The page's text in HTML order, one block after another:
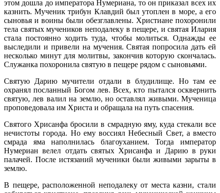
этом дошла до императора Нумериана, то он приказал всех их
казнить. Мученик трибун Клавдий был утоплен в море, а его
сыновья и воины были обезглавлены. Христиане похоронили
тела святых мучеников неподалеку в пещере, и святая Илария
стала постоянно ходить туда, чтобы молиться. Однажды ее
выследили и привели на мучения. Святая попросила дать ей
несколько минут для молитвы, закончив которую скончалась.
Служанка похоронила святую в пещере рядом с сыновьями.
Святую Дарию мучители отдали в блудилище. Но там ее
охранял посланный Богом лев. Всех, кто пытался осквернить
святую, лев валил на землю, но оставлял живыми. Мученица
проповедовала им Христа и обращала на путь спасения.
Святого Хрисанфа бросили в смрадную яму, куда стекали все
нечистоты города. Но ему воссиял Небесный Свет, а вместо
смрада яма наполнилась благоуханием. Тогда император
Нумериан велел отдать святых Хрисанфа и Дарию в руки
палачей. После истязаний мученики были живыми зарыты в
землю.
В пещере, расположенной неподалеку от места казни, стали